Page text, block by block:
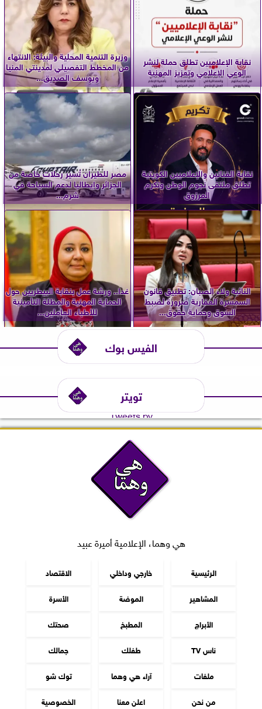
نقابة الإعلاميين تطلق حملة لنشر
الوعي الإعلامي وتعزيز المهنية
وزيرة التنمية المحلية والبيئة: الانتهاء
من المخطط التفصيلي لمدينتي المنيا
ويوسف الصديق...
نقابة الفنانين والإعلاميين الكويتية
تطلق ملتقى نجوم الوطن وتكرم
المرزوق
مصر للطيران تُسير رحلات خاصة من
الجزائر وإيطاليا لدعم السياحة في
شرم...
النائبة ولاء الصبان: تطبيق قانون
السمسرة العقارية ضرورة لضبط
السوق وحماية حقوق...
غدا.. ورشة عمل بنقابة البيطريين حول
الحماية المهنية والمظلة التأمينية
للأطباء العاملين...
الفيس بوك
تويتر
Tweets by
هي وهما، الإعلامية أميرة عبيد
الرئيسية خارجي وداخلي
الاقتصاد
المشاهير
الموضة
الأسرة
الأبراج
المطبخ
صحتك
ناس TV
طفلك
جمالك
ملفات
آراء هي وهما
توك شو
من نحن
اعلن معنا الخصوصية